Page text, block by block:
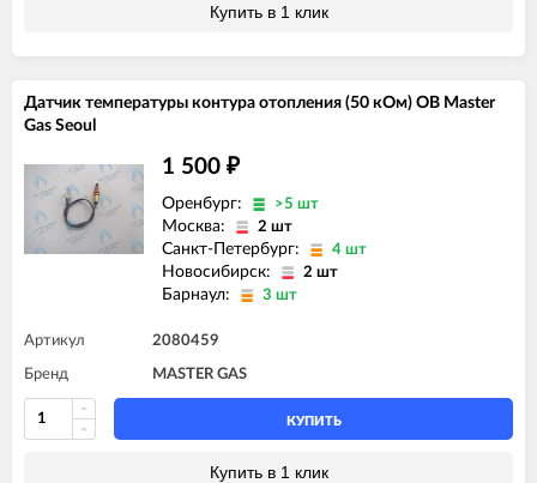
Купить в 1 клик
Датчик температуры контура отопления (50 кОм) ОВ Master
Gas Seoul
1 500 ₽
Оренбург: >5 шт
Москва: 2 шт
Санкт-Петербург: 4 шт
Новосибирск: 2 шт
Барнаул: 3 шт
Артикул 2080459
Бренд MASTER GAS
КУПИТЬ
Купить в 1 клик